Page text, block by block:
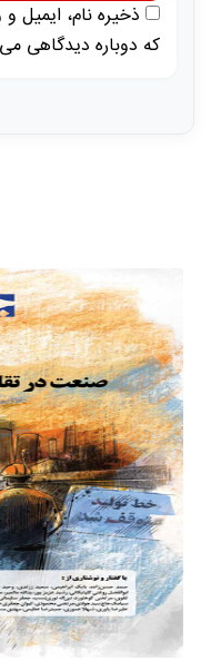
ذخیره نام، ایمیل
که دوباره دیدگاهی